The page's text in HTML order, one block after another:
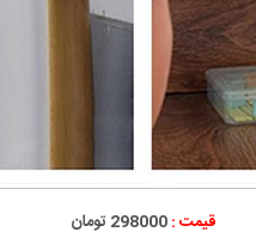
قیمت :298000 تومان